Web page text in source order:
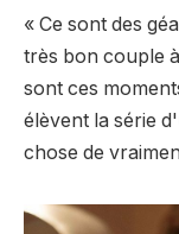
« Ce sont des
très bon couple
sont ces
élèvent la série
chose de